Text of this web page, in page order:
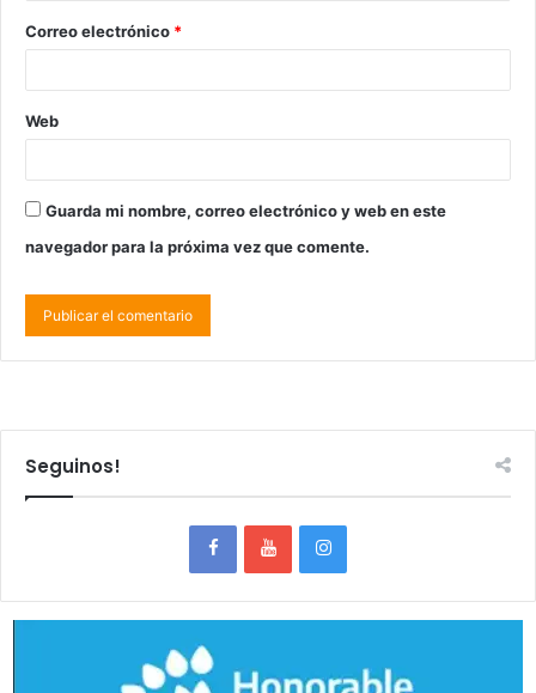
Correo electrónico *
Web
Guarda mi nombre, correo electrónico y web en este
navegador para la próxima vez que comente.
Seguinos!